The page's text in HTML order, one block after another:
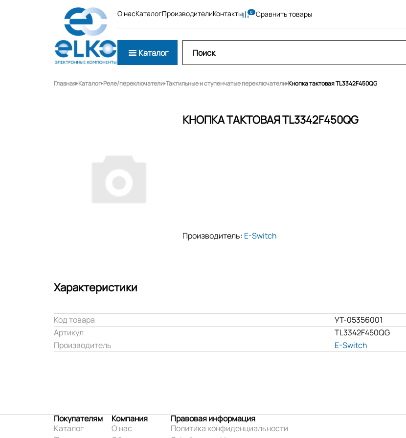
О насКаталогПроизводителиКонтакты Сравнить товары
Каталог
Главная Каталог Реле/переключатели Тактильные и ступенчатые переключатели Кнопка тактовая TL3342F450QG
КНОПКА ТАКТОВАЯ TL3342F450QG
Производитель: E-Switch
Характеристики
Код товара
УТ-05356001
Артикул
TL3342F450QG
Производитель
E-Switch
Покупателям
Каталог
Компания
О нас
Правовая информация
Политика конфиденциальности